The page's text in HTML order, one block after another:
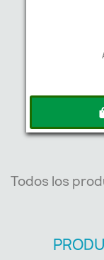
Todos los